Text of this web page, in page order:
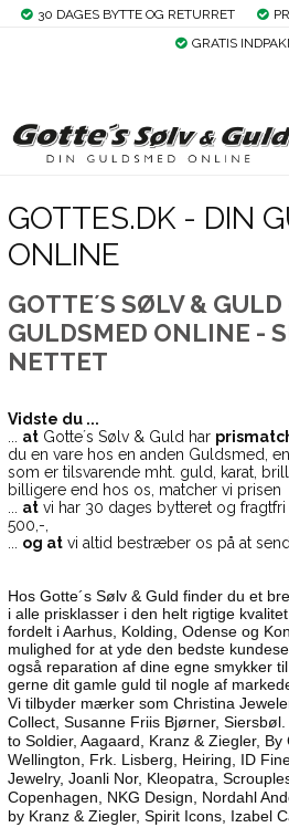
30 DAGES BYTTE OG RETURRET
GRATIS
GOTTES.DK - DIN
ONLINE
GOTTE´S SØLV &
GULDSMED ONLINE -
NETTET
Vidste du ...
at Gotte´s Sølv & Guld har
du en vare hos en anden Guldsmed,
som er tilsvarende mht. guld, karat,
billigere end hos os, matcher vi prisen
at vi har 30 dages bytteret og
500,-,
og at vi altid bestræber os på at
Hos Gotte´s Sølv & Guld finder du et
i alle prisklasser i den helt rigtige
fordelt i Aarhus, Kolding, Odense og
mulighed for at yde den bedste
også reparation af dine egne smykker
gerne dit gamle guld til nogle af
Vi tilbyder mærker som Christina
Collect, Susanne Friis Bjørner,
to Soldier, Aagaard, Kranz & Ziegler,
Wellington, Frk. Lisberg, Heiring, ID
Jewelry, Joanli Nor, Kleopatra,
Copenhagen, NKG Design, Nordahl
by Kranz & Ziegler, Spirit Icons, Izabel